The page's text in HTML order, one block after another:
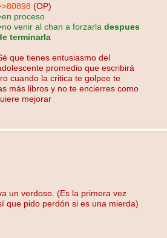
(OP)
proceso
venir al chan a forzarla despues
terminarla
que tienes entusiasmo del
promedio que escribirá
cuando la critica te golpee te
más libros y no te encierres como
mejorar
un verdoso. (Es la primera vez
que pido perdón si es una mierda)